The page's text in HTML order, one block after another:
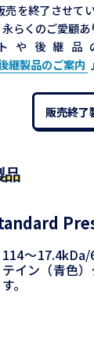
売を終了させて
らくのご愛顧あ
や後継品
継製品のご案内
販売終了
品
114～
テイン（青色
す。